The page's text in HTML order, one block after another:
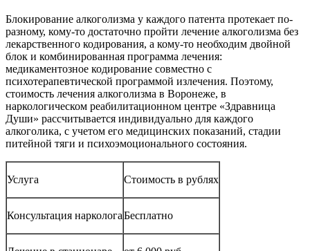
Блокирование алкоголизма у каждого патента протекает по-
разному, кому-то достаточно пройти лечение алкоголизма без
лекарственного кодирования, а кому-то необходим двойной
блок и комбинированная программа лечения:
медикаментозное кодирование совместно с
психотерапевтической программой излечения. Поэтому,
стоимость лечения алкоголизма в Воронеже, в
наркологическом реабилитационном центре «Здравница
Души» рассчитывается индивидуально для каждого
алкоголика, с учетом его медицинских показаний, стадии
питейной тяги и психоэмоционального состояния.
Услуга Стоимость в рублях
Консультация наркологаБесплатно